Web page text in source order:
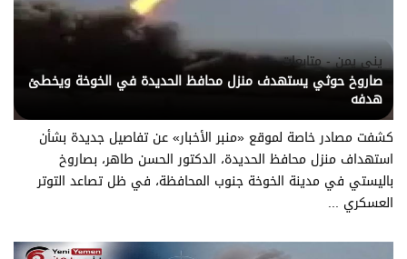
يني يمن - متابعات
صاروخ حوثي يستهدف منزل محافظ الحديدة في الخوخة ويخطئ
هدفه
كشفت مصادر خاصة لموقع «منبر الأخبار» عن تفاصيل جديدة بشأن
استهداف منزل محافظ الحديدة، الدكتور الحسن طاهر، بصاروخ
باليستي في مدينة الخوخة جنوب المحافظة، في ظل تصاعد التوتر
العسكري ...